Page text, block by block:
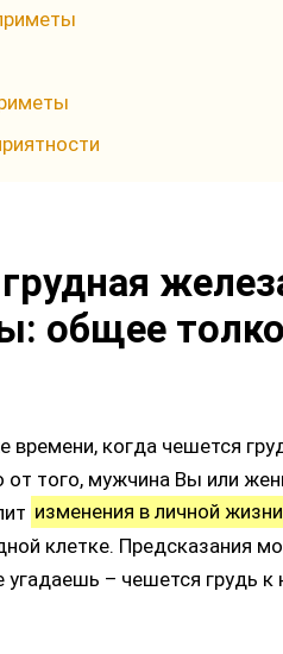
общее
времени, когда чешется
от того, мужчина Вы или
изменения в личной жизни
клетке. Предсказания
– чешется грудь к